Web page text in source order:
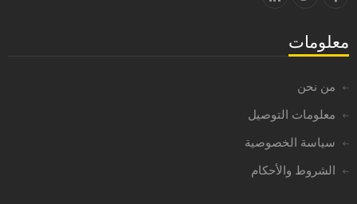
معلومات
من نحن
معلومات التوصيل
سياسة الخصوصية
الشروط والأحكام